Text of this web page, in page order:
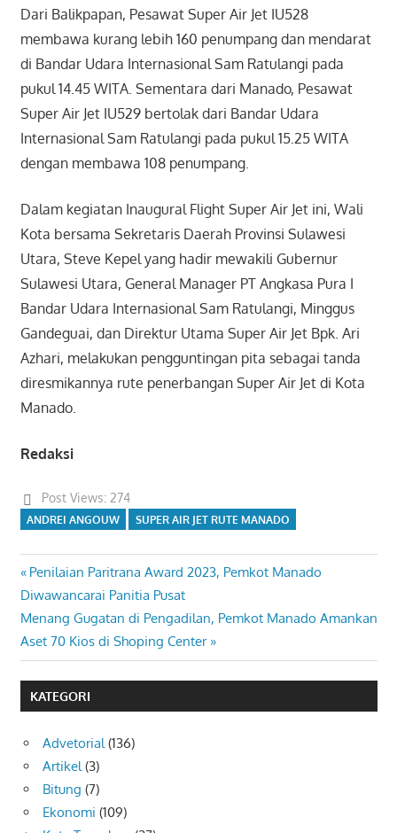
Dari Balikpapan, Pesawat Super Air Jet IU528
membawa kurang lebih 160 penumpang dan mendarat
di Bandar Udara Internasional Sam Ratulangi pada
pukul 14.45 WITA. Sementara dari Manado, Pesawat
Super Air Jet IU529 bertolak dari Bandar Udara
Internasional Sam Ratulangi pada pukul 15.25 WITA
dengan membawa 108 penumpang.
Dalam kegiatan Inaugural Flight Super Air Jet ini, Wali
Kota bersama Sekretaris Daerah Provinsi Sulawesi
Utara, Steve Kepel yang hadir mewakili Gubernur
Sulawesi Utara, General Manager PT Angkasa Pura I
Bandar Udara Internasional Sam Ratulangi, Minggus
Gandeguai, dan Direktur Utama Super Air Jet Bpk. Ari
Azhari, melakukan pengguntingan pita sebagai tanda
diresmikannya rute penerbangan Super Air Jet di Kota
Manado.
Redaksi
Post Views: 274
ANDREI ANGOUW SUPER AIR JET RUTE MANADO
Navigasi
pos
Previous
Post:
Penilaian Paritrana Award 2023, Pemkot Manado
Diwawancarai Panitia Pusat
Next
Post:
Menang Gugatan di Pengadilan, Pemkot Manado Amankan
Aset 70 Kios di Shoping Center
KATEGORI
Advetorial (136)
Artikel (3)
Bitung (7)
Ekonomi (109)